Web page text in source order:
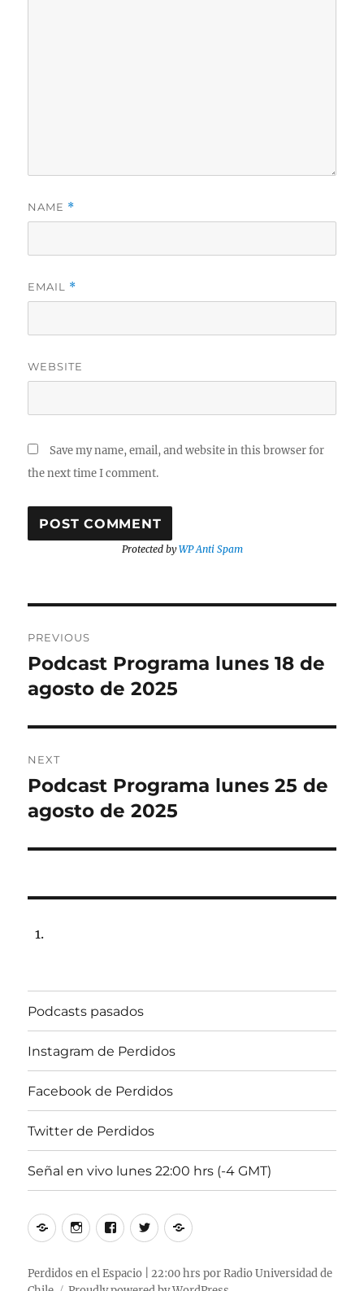
NAME *
EMAIL *
WEBSITE
Save my name, email, and website in this browser for
the next time I comment.
Protected byWP Anti Spam
navigation
PREVIOUS
Previous
post:
Podcast Programa lunes 18 de
agosto de 2025
NEXT
Next
post:
Podcast Programa lunes 25 de
agosto de 2025
Podcasts pasados
Instagram de Perdidos
Facebook de Perdidos
Twitter de Perdidos
Señal en vivo lunes 22:00 hrs (-4 GMT)
PodcastsInstagram
Perdidos
Facebook
Perdidos
Twitter
Perdidos
Señal
vivo
Perdidos en el Espacio | 22:00 hrs por Radio Universidad de